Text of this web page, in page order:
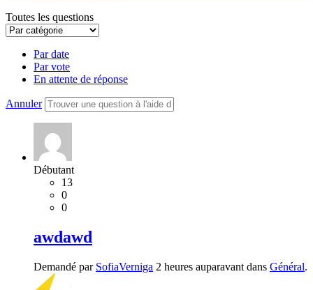
Toutes les questions
Par date
Par vote
En attente de réponse
Annuler
Débutant
13
0
0
awdawd
Demandé par SofiaVerniga 2 heures auparavant dans Général.